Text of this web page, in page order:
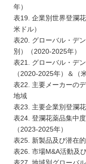
年）
表19. 企業別世界登瀾
米ドル）
表20. グローバル・デ
別）（2020-2025年）
表21. グローバル・デ
（2020-2025年）＆（
表22. 主要メーカーの
地域
表23. 主要企業別登瀾
表24. 登瀾花薬品集中
（2023-2025年）
表25. 新製品及び潜在
表26. 市場M&A活動及